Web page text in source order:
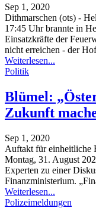
Sep 1, 2020
Dithmarschen (ots) -
17:45 Uhr brannte in
Einsatzkräfte der
nicht erreichen - der
Weiterlesen...
Politik
Blümel:
Zukunft
Sep 1, 2020
Auftakt für einheitliche
Montag, 31. August
Experten zu einer
Finanzministerium.
Weiterlesen...
Polizeimeldungen